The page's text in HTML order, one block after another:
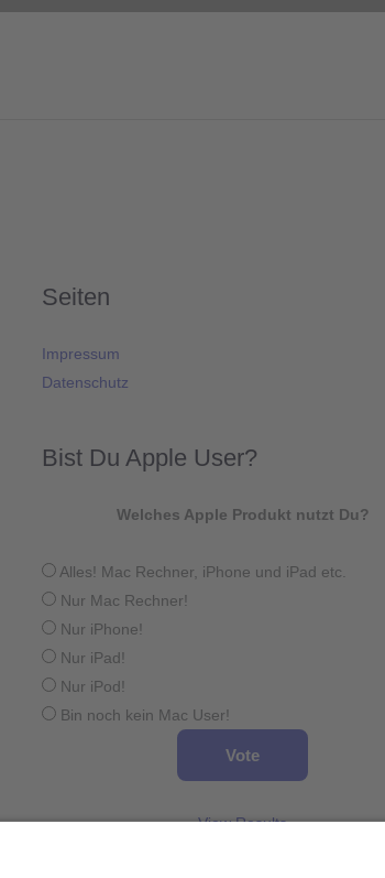
Seiten
Impressum
Datenschutz
Bist Du Apple User?
Welches Apple Produkt nutzt Du?
Alles! Mac Rechner, iPhone und iPad etc.
Nur Mac Rechner!
Nur iPhone!
Nur iPad!
Nur iPod!
Bin noch kein Mac User!
View Results